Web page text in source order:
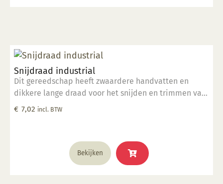
Snijdraad industrial
Dit gereedschap heeft zwaardere handvatten en
dikkere lange draad voor het snijden en trimmen van
grote kleimassa's. komt in een hitte verzegelde
€ 7,02 incl. BTW
Bekijken